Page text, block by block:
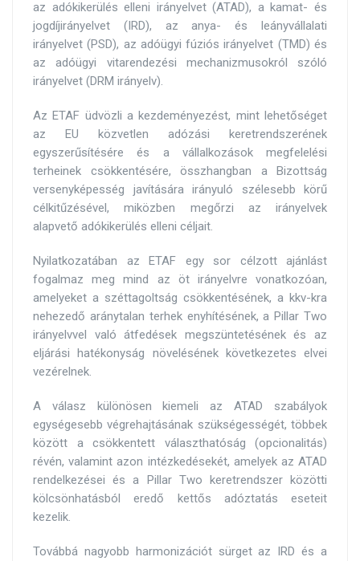
az adókikerülés elleni irányelvet (ATAD), a kamat- és
jogdíjirányelvet (IRD), az anya- és leányvállalati
irányelvet (PSD), az adóügyi fúziós irányelvet (TMD) és
az adóügyi vitarendezési mechanizmusokról szóló
irányelvet (DRM irányelv).
Az ETAF üdvözli a kezdeményezést, mint lehetőséget
az EU közvetlen adózási keretrendszerének
egyszerűsítésére és a vállalkozások megfelelési
terheinek csökkentésére, összhangban a Bizottság
versenyképesség javítására irányuló szélesebb körű
célkitűzésével, miközben megőrzi az irányelvek
alapvető adókikerülés elleni céljait.
Nyilatkozatában az ETAF egy sor célzott ajánlást
fogalmaz meg mind az öt irányelvre vonatkozóan,
amelyeket a széttagoltság csökkentésének, a kkv-kra
nehezedő aránytalan terhek enyhítésének, a Pillar Two
irányelvvel való átfedések megszüntetésének és az
eljárási hatékonyság növelésének következetes elvei
vezérelnek.
A válasz különösen kiemeli az ATAD szabályok
egységesebb végrehajtásának szükségességét, többek
között a csökkentett választhatóság (opcionalitás)
révén, valamint azon intézkedésekét, amelyek az ATAD
rendelkezései és a Pillar Two keretrendszer közötti
kölcsönhatásból eredő kettős adóztatás eseteit
kezelik.
Továbbá nagyobb harmonizációt sürget az IRD és a